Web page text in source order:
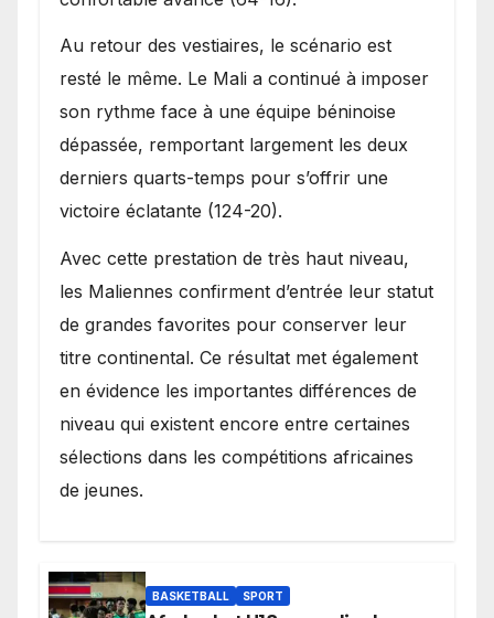
Au retour des vestiaires, le scénario est
resté le même. Le Mali a continué à imposer
son rythme face à une équipe béninoise
dépassée, remportant largement les deux
derniers quarts-temps pour s’offrir une
victoire éclatante (124-20).
Avec cette prestation de très haut niveau,
les Maliennes confirment d’entrée leur statut
de grandes favorites pour conserver leur
titre continental. Ce résultat met également
en évidence les importantes différences de
niveau qui existent encore entre certaines
sélections dans les compétitions africaines
de jeunes.
BASKETBALL SPORT